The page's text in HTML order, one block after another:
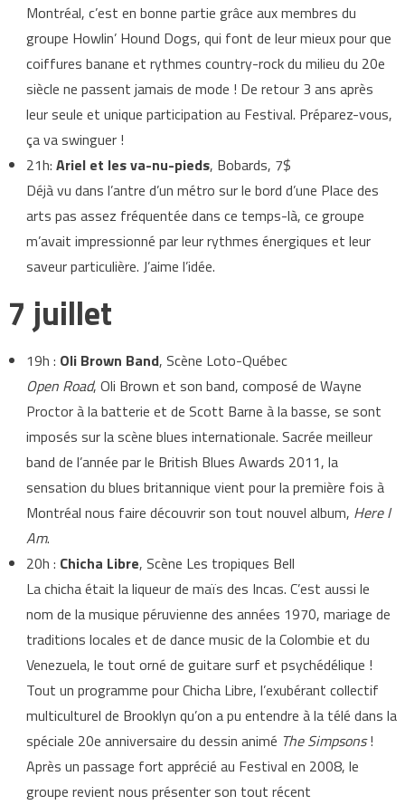
Montréal, c’est en bonne partie grâce aux membres du
groupe Howlin’ Hound Dogs, qui font de leur mieux pour que
coiffures banane et rythmes country-rock du milieu du 20e
siècle ne passent jamais de mode ! De retour 3 ans après
leur seule et unique participation au Festival. Préparez-vous,
ça va swinguer !
21h: Ariel et les va-nu-pieds, Bobards, 7$
Déjà vu dans l’antre d’un métro sur le bord d’une Place des
arts pas assez fréquentée dans ce temps-là, ce groupe
m’avait impressionné par leur rythmes énergiques et leur
saveur particulière. J’aime l’idée.
7 juillet
19h : Oli Brown Band, Scène Loto-Québec
Open Road, Oli Brown et son band, composé de Wayne
Proctor à la batterie et de Scott Barne à la basse, se sont
imposés sur la scène blues internationale. Sacrée meilleur
band de l’année par le British Blues Awards 2011, la
sensation du blues britannique vient pour la première fois à
Montréal nous faire découvrir son tout nouvel album, Here I
Am.
20h : Chicha Libre, Scène Les tropiques Bell
La chicha était la liqueur de maïs des Incas. C’est aussi le
nom de la musique péruvienne des années 1970, mariage de
traditions locales et de dance music de la Colombie et du
Venezuela, le tout orné de guitare surf et psychédélique !
Tout un programme pour Chicha Libre, l’exubérant collectif
multiculturel de Brooklyn qu’on a pu entendre à la télé dans la
spéciale 20e anniversaire du dessin animé The Simpsons!
Après un passage fort apprécié au Festival en 2008, le
groupe revient nous présenter son tout récent